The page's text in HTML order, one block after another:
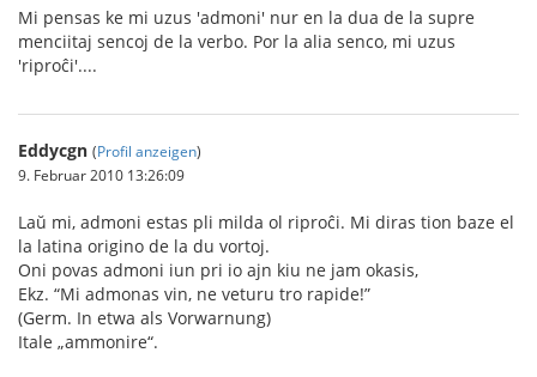
Mi pensas ke mi uzus 'admoni' nur en la dua de la supre
menciitaj sencoj de la verbo. Por la alia senco, mi uzus
'riproĉi'....
Eddycgn (Profil anzeigen)
9. Februar 2010 13:26:09
Laŭ mi, admoni estas pli milda ol riproĉi. Mi diras tion baze el
la latina origino de la du vortoj.
Oni povas admoni iun pri io ajn kiu ne jam okasis,
Ekz. “Mi admonas vin, ne veturu tro rapide!”
(Germ. In etwa als Vorwarnung)
Itale „ammonire“.